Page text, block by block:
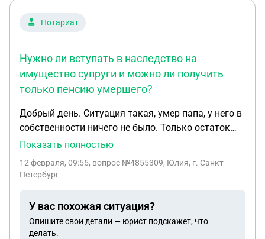
Нотариат
Нужно ли вступать в наследство на
имущество супруги и можно ли получить
только пенсию умершего?
Добрый день. Ситуация такая, умер папа, у него в
собственности ничего не было. Только остаток
пенсии которая пришла после его смерти, и
Но мама его жена в браке приобрела землю и
наследство, мы подали документы, но при
вступлении сказали оплатить 50 т.р за дом и
Показать полностью
12 февраля, 09:55, вопрос №4855309, Юлия, г. Санкт-
Петербург
У вас похожая ситуация?
Опишите свои детали — юрист подскажет, что
делать.